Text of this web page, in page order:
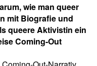
wie man queer
mit Biografie und
queere Aktivistin ein
Coming-Out